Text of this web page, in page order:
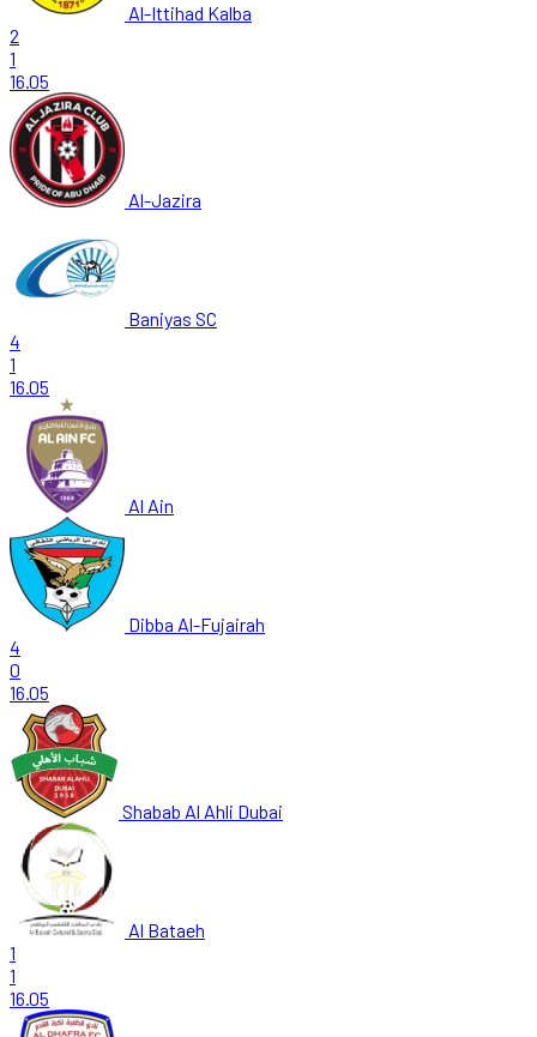
Al-Ittihad Kalba
2
1
16.05
Al-Jazira
Baniyas SC
4
1
16.05
Al Ain
Dibba Al-Fujairah
4
0
16.05
Shabab Al Ahli Dubai
Al Bataeh
1
1
16.05